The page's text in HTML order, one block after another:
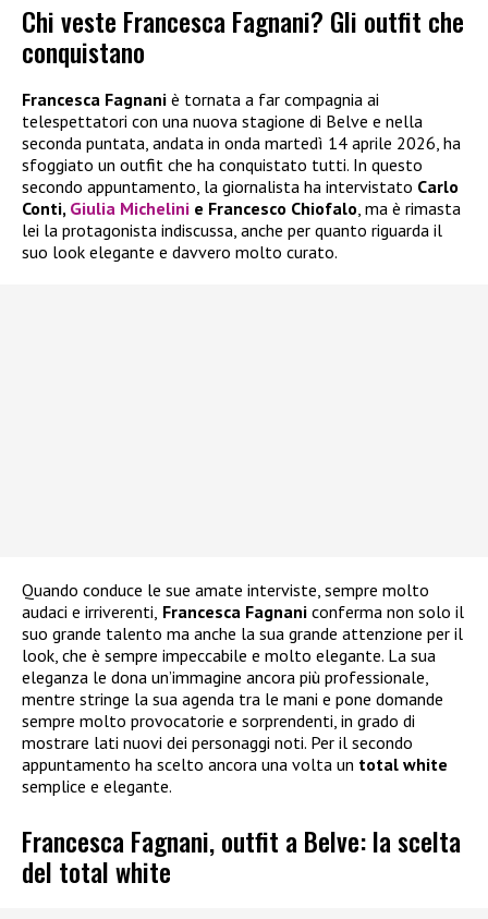
Chi veste Francesca Fagnani? Gli outfit che
conquistano
Francesca Fagnani è tornata a far compagnia ai
telespettatori con una nuova stagione di Belve e nella
seconda puntata, andata in onda martedì 14 aprile 2026, ha
sfoggiato un outfit che ha conquistato tutti. In questo
secondo appuntamento, la giornalista ha intervistato Carlo
Conti, Giulia Michelini e Francesco Chiofalo, ma è rimasta
lei la protagonista indiscussa, anche per quanto riguarda il
suo look elegante e davvero molto curato.
Quando conduce le sue amate interviste, sempre molto
audaci e irriverenti, Francesca Fagnani conferma non solo il
suo grande talento ma anche la sua grande attenzione per il
look, che è sempre impeccabile e molto elegante. La sua
eleganza le dona un’immagine ancora più professionale,
mentre stringe la sua agenda tra le mani e pone domande
sempre molto provocatorie e sorprendenti, in grado di
mostrare lati nuovi dei personaggi noti. Per il secondo
appuntamento ha scelto ancora una volta un total white
semplice e elegante.
Francesca Fagnani, outfit a Belve: la scelta
del total white